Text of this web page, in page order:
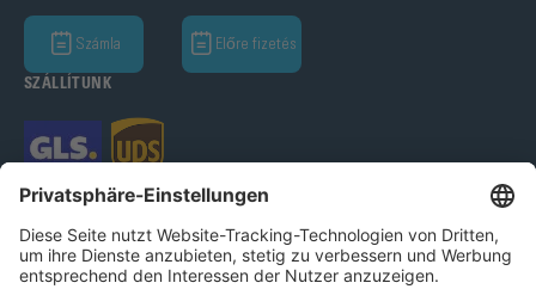
Számla Előre fizetés
SZÁLLÍTUNK